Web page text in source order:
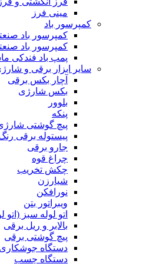
مینی فرز
کمپرسور باد
کمپرسور باد
کمپرسور باد
پمپ باد فندکی
سایر ابزار برقی و
آچار بکس برقی
بکس شارژی
بلوور
پنکه
پیچ گوشتی
پیستوله برقی
جارو برقی
چراغ قوه
چکش تخریب
شیارزن
نورافکن
ویبراتور بتن
اتو لوله سبز
بالابر و ریل برقی
پیچ گوشتی برقی
دستگاه جوشکاری
دستگاه چسب